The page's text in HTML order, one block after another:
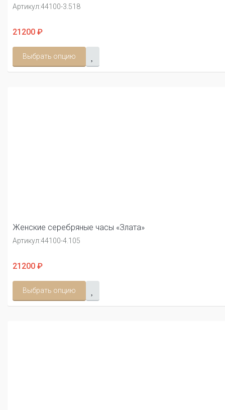
Артикул:44100-3.518
21200 ₽
Выбрать опцию
Женские серебряные часы «Злата»
Артикул:44100-4.105
21200 ₽
Выбрать опцию